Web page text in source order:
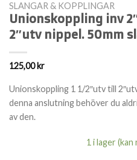
SLANGAR & KOPPLINGAR
Unionskoppling inv
2″utv nippel. 50mm
125,00kr
Unionskoppling 1 1/2″utv till
denna anslutning behöver du
av den.
1 i lager